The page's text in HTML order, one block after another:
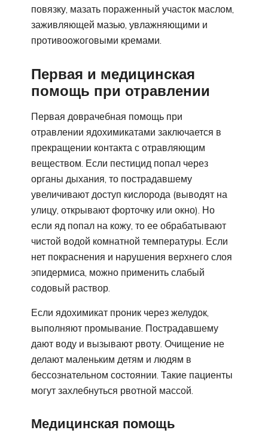
повязку, мазать пораженный участок маслом,
заживляющей мазью, увлажняющими и
противоожоговыми кремами.
Первая и медицинская
помощь при отравлении
Первая доврачебная помощь при
отравлении ядохимикатами заключается в
прекращении контакта с отравляющим
веществом. Если пестицид попал через
органы дыхания, то пострадавшему
увеличивают доступ кислорода (выводят на
улицу, открывают форточку или окно). Но
если яд попал на кожу, то ее обрабатывают
чистой водой комнатной температуры. Если
нет покраснения и нарушения верхнего слоя
эпидермиса, можно применить слабый
содовый раствор.
Если ядохимикат проник через желудок,
выполняют промывание. Пострадавшему
дают воду и вызывают рвоту. Очищение не
делают маленьким детям и людям в
бессознательном состоянии. Такие пациенты
могут захлебнуться рвотной массой.
Медицинская помощь